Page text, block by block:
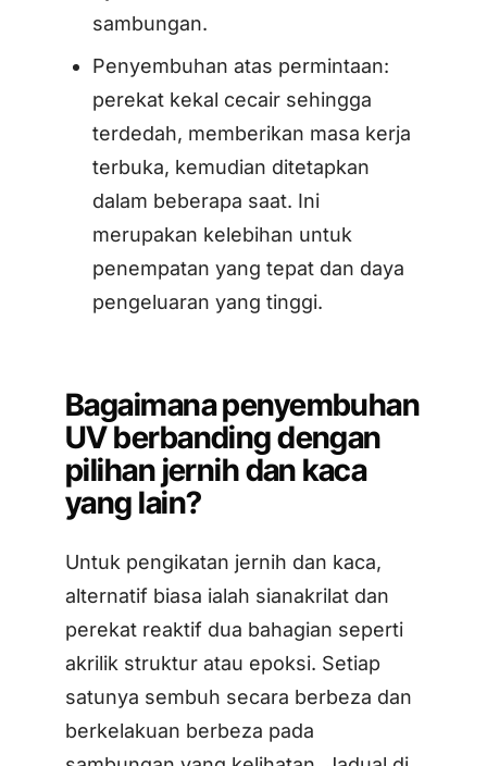
sambungan.
Penyembuhan atas permintaan:
perekat kekal cecair sehingga
terdedah, memberikan masa kerja
terbuka, kemudian ditetapkan
dalam beberapa saat. Ini
merupakan kelebihan untuk
penempatan yang tepat dan daya
pengeluaran yang tinggi.
Bagaimana penyembuhan
UV berbanding dengan
pilihan jernih dan kaca
yang lain?
Untuk pengikatan jernih dan kaca,
alternatif biasa ialah sianakrilat dan
perekat reaktif dua bahagian seperti
akrilik struktur atau epoksi. Setiap
satunya sembuh secara berbeza dan
berkelakuan berbeza pada